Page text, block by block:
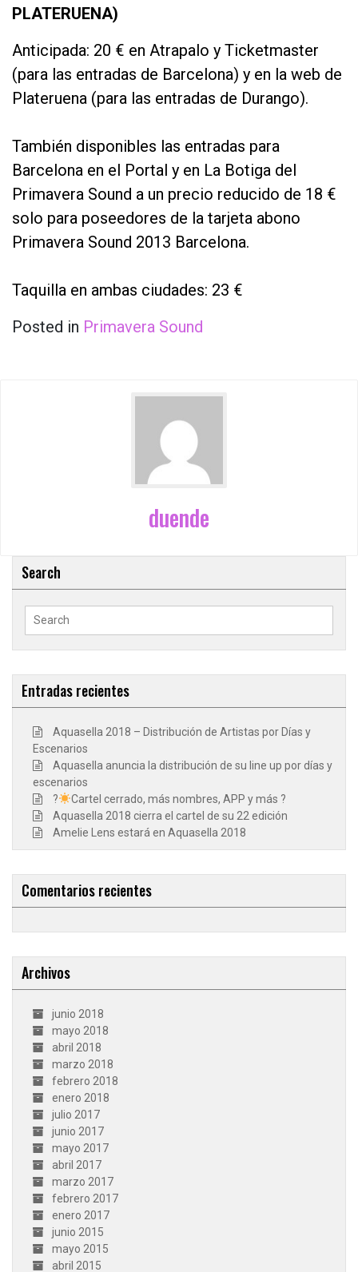
PLATERUENA)
Anticipada: 20 € en Atrapalo y Ticketmaster
(para las entradas de Barcelona) y en la web de
Plateruena (para las entradas de Durango).
También disponibles las entradas para
Barcelona en el Portal y en La Botiga del
Primavera Sound a un precio reducido de 18 €
solo para poseedores de la tarjeta abono
Primavera Sound 2013 Barcelona.
Taquilla en ambas ciudades: 23 €
Posted in Primavera Sound
duende
Search
Search
Entradas recientes
Aquasella 2018 – Distribución de Artistas por Días y
Escenarios
Aquasella anuncia la distribución de su line up por días y
escenarios
?
Cartel cerrado, más nombres, APP y más ?
Aquasella 2018 cierra el cartel de su 22 edición
Amelie Lens estará en Aquasella 2018
Comentarios recientes
Archivos
junio 2018
mayo 2018
abril 2018
marzo 2018
febrero 2018
enero 2018
julio 2017
junio 2017
mayo 2017
abril 2017
marzo 2017
febrero 2017
enero 2017
junio 2015
mayo 2015
abril 2015